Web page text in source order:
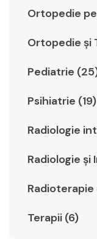
Ortopedie
Ortopedie şi
Pediatrie
Psihiatrie (19)
Radiologie
Radiologie şi
Radioterapie
Terapii (6)